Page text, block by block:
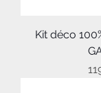
Kit déco